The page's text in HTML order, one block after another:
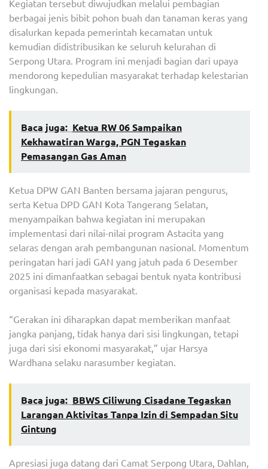
Kegiatan tersebut diwujudkan melalui pembagian
berbagai jenis bibit pohon buah dan tanaman keras yang
disalurkan kepada pemerintah kecamatan untuk
kemudian didistribusikan ke seluruh kelurahan di
Serpong Utara. Program ini menjadi bagian dari upaya
mendorong kepedulian masyarakat terhadap kelestarian
lingkungan.
Baca juga: Ketua RW 06 Sampaikan
Kekhawatiran Warga, PGN Tegaskan
Pemasangan Gas Aman
Ketua DPW GAN Banten bersama jajaran pengurus,
serta Ketua DPD GAN Kota Tangerang Selatan,
menyampaikan bahwa kegiatan ini merupakan
implementasi dari nilai-nilai program Astacita yang
selaras dengan arah pembangunan nasional. Momentum
peringatan hari jadi GAN yang jatuh pada 6 Desember
2025 ini dimanfaatkan sebagai bentuk nyata kontribusi
organisasi kepada masyarakat.
“Gerakan ini diharapkan dapat memberikan manfaat
jangka panjang, tidak hanya dari sisi lingkungan, tetapi
juga dari sisi ekonomi masyarakat,” ujar Harsya
Wardhana selaku narasumber kegiatan.
Baca juga: BBWS Ciliwung Cisadane Tegaskan
Larangan Aktivitas Tanpa Izin di Sempadan Situ
Gintung
Apresiasi juga datang dari Camat Serpong Utara, Dahlan,